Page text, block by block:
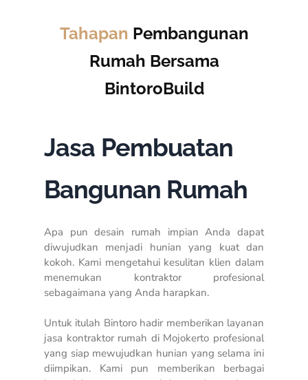
Tahapan Pembangunan
Rumah Bersama
BintoroBuild
Jasa Pembuatan
Bangunan Rumah
Apa pun desain rumah impian Anda dapat
diwujudkan menjadi hunian yang kuat dan
kokoh. Kami mengetahui kesulitan klien dalam
menemukan kontraktor profesional
sebagaimana yang Anda harapkan.
Untuk itulah Bintoro hadir memberikan layanan
jasa kontraktor rumah di Mojokerto profesional
yang siap mewujudkan hunian yang selama ini
diimpikan. Kami pun memberikan berbagai